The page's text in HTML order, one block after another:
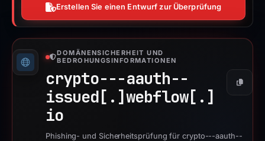
Erstellen Sie einen Entwurf zur Überprüfung
DOMÄNENSICHERHEIT UND
BEDROHUNGSINFORMATIONEN
crypto---aauth--
issued[.] webflow[.]
io
Phishing- und Sicherheitsprüfung für crypto---aauth--